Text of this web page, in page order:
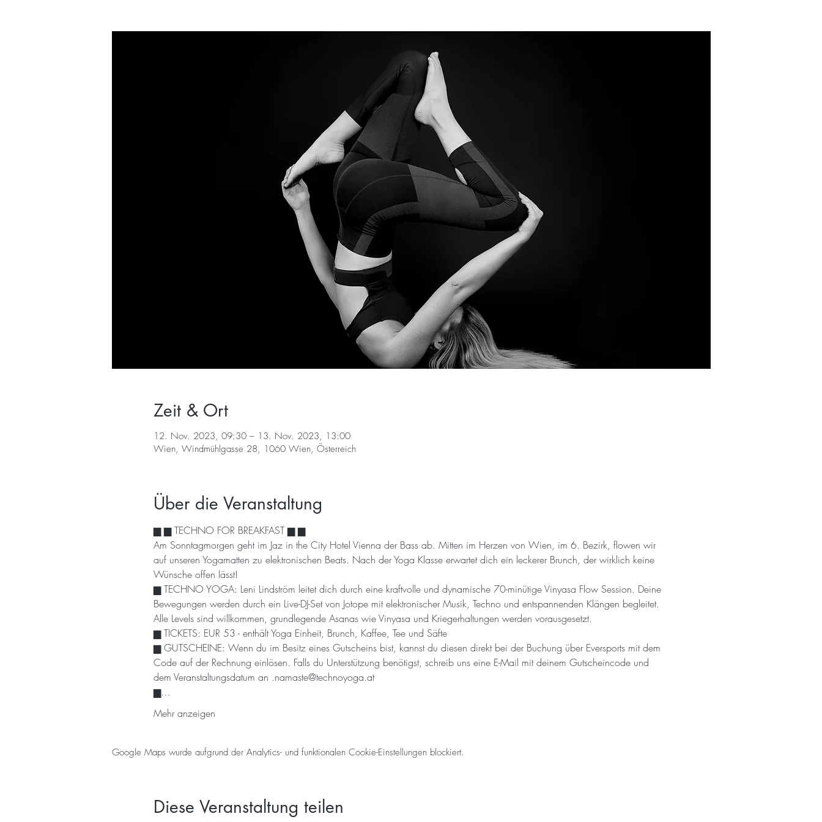
Zeit & Ort
12. Nov. 2023, 09:30 – 13. Nov. 2023, 13:00
Wien, Windmühlgasse 28, 1060 Wien, Österreich
Über die Veranstaltung
▆ ▆ TECHNO FOR BREAKFAST ▆ ▆
Am Sonntagmorgen geht im Jaz in the City Hotel Vienna der Bass ab. Mitten im Herzen von Wien, im 6. Bezirk, flowen wir
auf unseren Yogamatten zu elektronischen Beats. Nach der Yoga Klasse erwartet dich ein leckerer Brunch, der wirklich keine
Wünsche offen lässt!
▆ TECHNO YOGA: Leni Lindström leitet dich durch eine kraftvolle und dynamische 70-minütige Vinyasa Flow Session. Deine
Bewegungen werden durch ein Live-DJ-Set von Jotope mit elektronischer Musik, Techno und entspannenden Klängen begleitet.
Alle Levels sind willkommen, grundlegende Asanas wie Vinyasa und Kriegerhaltungen werden vorausgesetzt.
▆ TICKETS: EUR 53 - enthält Yoga Einheit, Brunch, Kaffee, Tee und Säfte
▆ GUTSCHEINE: Wenn du im Besitz eines Gutscheins bist, kannst du diesen direkt bei der Buchung über Eversports mit dem
Code auf der Rechnung einlösen. Falls du Unterstützung benötigst, schreib uns eine E-Mail mit deinem Gutscheincode und
dem Veranstaltungsdatum an .namaste@technoyoga.at
▆…
Mehr anzeigen
Google Maps wurde aufgrund der Analytics- und funktionalen Cookie-Einstellungen blockiert.
Diese Veranstaltung teilen